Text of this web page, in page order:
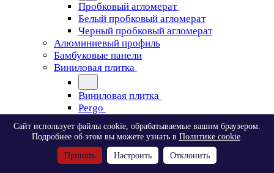
Пробковый агломерат
Белый пробковый агломерат
Черный пробковый агломерат
Алюминиевый профиль
Бамбуковые панели
Виниловая плитка
Виниловая плитка
Pergo
Pergo
Classic Plank Optimum Glue
Modern Plank Optimum Glue
Сайт использует файлы cookie, обрабатываемые вашим браузером.
Подробнее об этом вы можете узнать в Политике cookie.
Принять Настроить Отклонить